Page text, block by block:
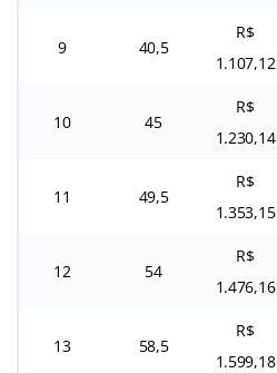
9 40,5
R$
1.107,12
10 45
R$
1.230,14
11 49,5
R$
1.353,15
12 54
R$
1.476,16
13 58,5
R$
1.599,18